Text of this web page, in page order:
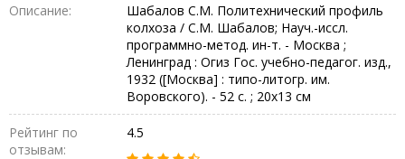
Описание:
Шабалов С.М. Политехнический профиль
колхоза / С.М. Шабалов; Науч.-иссл.
программно-метод. ин-т. - Москва ;
Ленинград : Огиз Гос. учебно-педагог. изд.,
1932 ([Москва] : типо-литогр. им.
Воровского). - 52 с. ; 20х13 см
Рейтинг по
отзывам:
4.5